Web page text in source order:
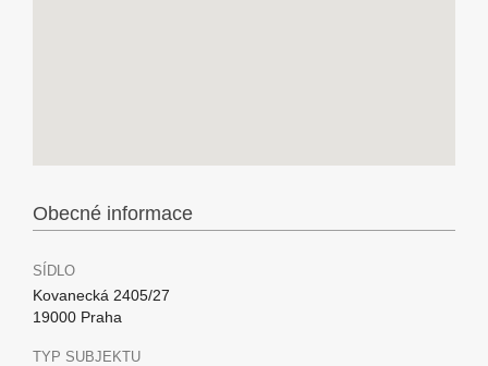
Obecné informace
SÍDLO
Kovanecká 2405/27
19000 Praha
TYP SUBJEKTU